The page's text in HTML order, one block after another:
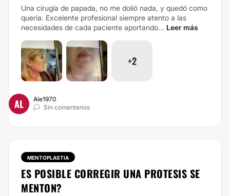
Una cirugía de papada, no me dolió nada, y quedó como
quería. Excelente profesional siempre atento a las
necesidades de cada paciente aportando... Leer más
+2
AL
Ale1970
Sin comentarios
MENTOPLASTIA
ES POSIBLE CORREGIR UNA PROTESIS SE
MENTON?